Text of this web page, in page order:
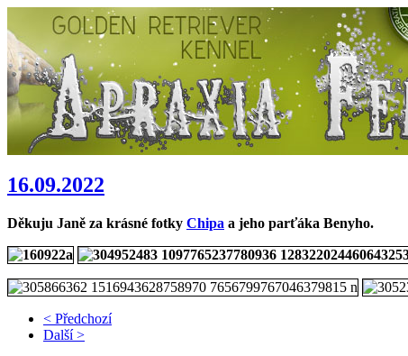
16.09.2022
Děkuju Janě za krásné fotky Chipa a jeho parťáka Benyho.
< Předchozí
Další >